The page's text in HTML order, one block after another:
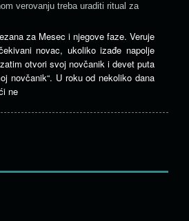
verovanju treba uraditi ritual za
za Mesec i njegove faze. Veruje
novac, ukoliko izađe napolje
otvori svoj novčanik i devet puta
novčanik“. U roku od nekoliko dana
ne